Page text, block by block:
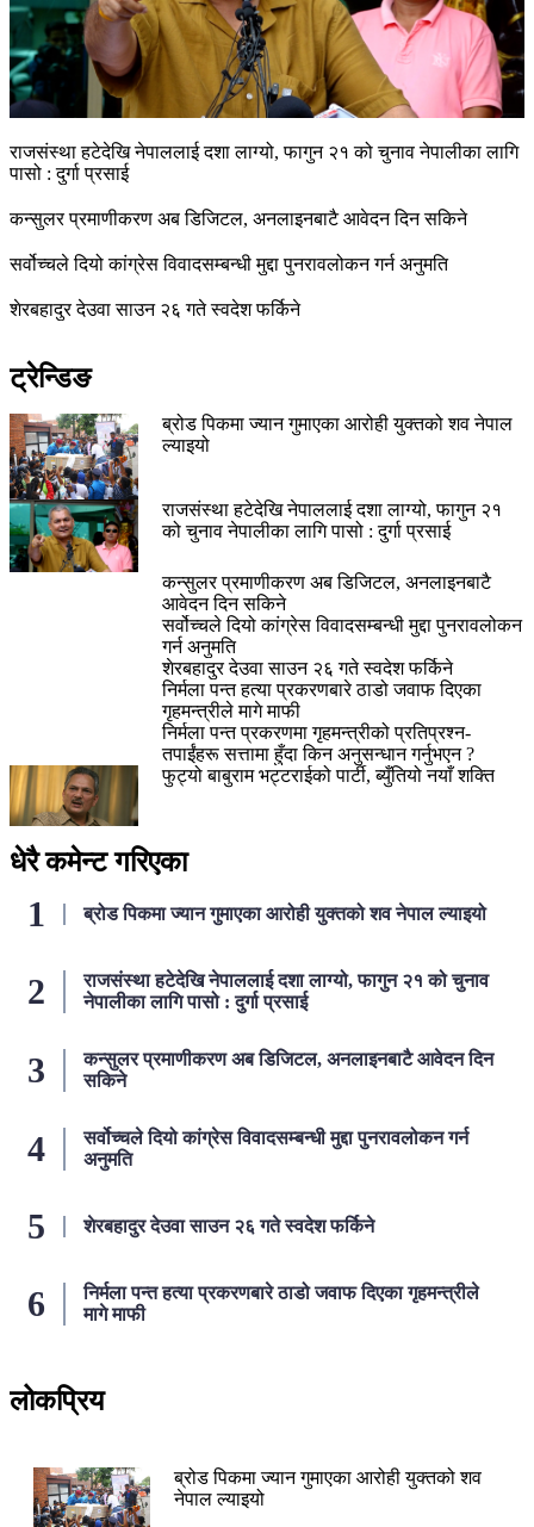
राजसंस्था हटेदेखि नेपाललाई दशा लाग्यो, फागुन २१ को चुनाव नेपालीका लागि
पासो : दुर्गा प्रसाई
कन्सुलर प्रमाणीकरण अब डिजिटल, अनलाइनबाटै आवेदन दिन सकिने
सर्वोच्चले दियो कांग्रेस विवादसम्बन्धी मुद्दा पुनरावलोकन गर्न अनुमति
शेरबहादुर देउवा साउन २६ गते स्वदेश फर्किने
ट्रेन्डिङ
ब्रोड पिकमा ज्यान गुमाएका आरोही युक्तको शव नेपाल
ल्याइयो
राजसंस्था हटेदेखि नेपाललाई दशा लाग्यो, फागुन २१
को चुनाव नेपालीका लागि पासो : दुर्गा प्रसाई
कन्सुलर प्रमाणीकरण अब डिजिटल, अनलाइनबाटै
आवेदन दिन सकिने
सर्वोच्चले दियो कांग्रेस विवादसम्बन्धी मुद्दा पुनरावलोकन
गर्न अनुमति
शेरबहादुर देउवा साउन २६ गते स्वदेश फर्किने
निर्मला पन्त हत्या प्रकरणबारे ठाडो जवाफ दिएका
गृहमन्त्रीले मागे माफी
निर्मला पन्त प्रकरणमा गृहमन्त्रीको प्रतिप्रश्न-
तपाईंहरू सत्तामा हुँदा किन अनुसन्धान गर्नुभएन ?
फुट्यो बाबुराम भट्टराईको पार्टी, ब्युँतियो नयाँ शक्ति
धेरै कमेन्ट गरिएका
ब्रोड पिकमा ज्यान गुमाएका आरोही युक्तको शव नेपाल ल्याइयो
राजसंस्था हटेदेखि नेपाललाई दशा लाग्यो, फागुन २१ को चुनाव
नेपालीका लागि पासो : दुर्गा प्रसाई
कन्सुलर प्रमाणीकरण अब डिजिटल, अनलाइनबाटै आवेदन दिन
सकिने
सर्वोच्चले दियो कांग्रेस विवादसम्बन्धी मुद्दा पुनरावलोकन गर्न
अनुमति
शेरबहादुर देउवा साउन २६ गते स्वदेश फर्किने
निर्मला पन्त हत्या प्रकरणबारे ठाडो जवाफ दिएका गृहमन्त्रीले
मागे माफी
लोकप्रिय
ब्रोड पिकमा ज्यान गुमाएका आरोही युक्तको शव
नेपाल ल्याइयो